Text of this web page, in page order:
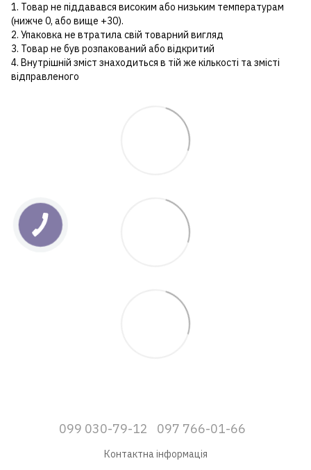
1. Товар не піддавався високим або низьким температурам
(нижче 0, або вище +30).
2. Упаковка не втратила свій товарний вигляд
3. Товар не був розпакований або відкритий
4. Внутрішній зміст знаходиться в тій же кількості та змісті
відправленого
099 030-79-12 097 766-01-66
Контактна інформація